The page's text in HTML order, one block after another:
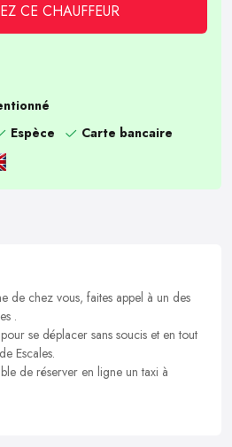
CE CHAUFFEUR
Espèce
Carte bancaire
de chez vous, faites appel à un des
.
se déplacer sans soucis et en tout
Escales.
de réserver en ligne un taxi à